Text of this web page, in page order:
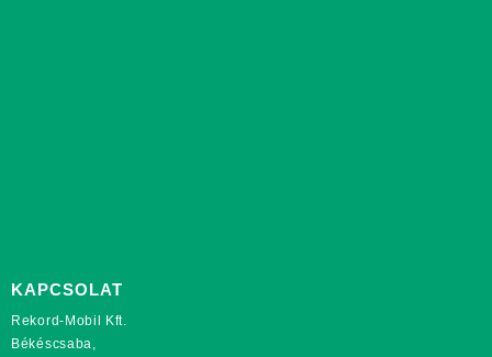
KAPCSOLAT
Rekord-Mobil Kft.
Békéscsaba,